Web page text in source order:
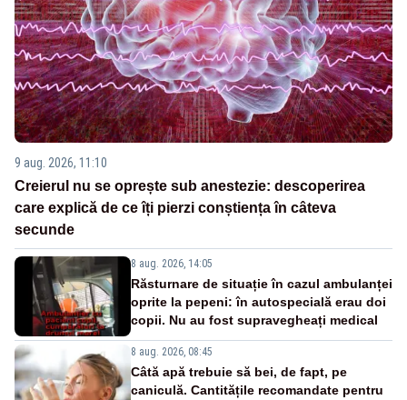
9 aug. 2026, 11:10
Creierul nu se oprește sub anestezie: descoperirea
care explică de ce îți pierzi conștiența în câteva
secunde
8 aug. 2026, 14:05
Răsturnare de situație în cazul ambulanței
oprite la pepeni: în autospecială erau doi
copii. Nu au fost supravegheați medical
8 aug. 2026, 08:45
Câtă apă trebuie să bei, de fapt, pe
caniculă. Cantitățile recomandate pentru